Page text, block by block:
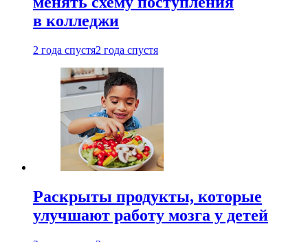
в колледжи
2 года спустя2 года спустя
Раскрыты продукты, которые
улучшают работу мозга у детей